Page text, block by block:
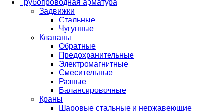
Трубопроводная арматура
Задвижки
Стальные
Чугунные
Клапаны
Обратные
Предохранительные
Электромагнитные
Смесительные
Разные
Балансировочные
Краны
Шаровые стальные и нержавеющие